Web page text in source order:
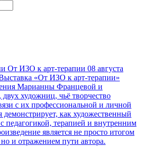
От ИЗО к арт-терапии 08 августа
«От ИЗО к арт-терапии»
Марианны Францевой и
художниц, чьё творчество
с их профессиональной и личной
как художественный
педагогикой, терапией и внутренним
является не просто итогом
и отражением пути автора.